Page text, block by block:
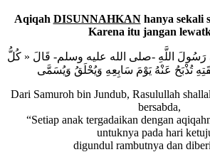
Aqiqah DISUNNAHKANhanya sekali
Karena itu jangan
اللَّهِ -صلى الله عليه وسلم- قَالَ « كُلُّ
Dari Samuroh bin Jundub, Rasulullah
bersabda,
“Setiap anak tergadaikan dengan
untuknya pada hari
digundul rambutnya dan